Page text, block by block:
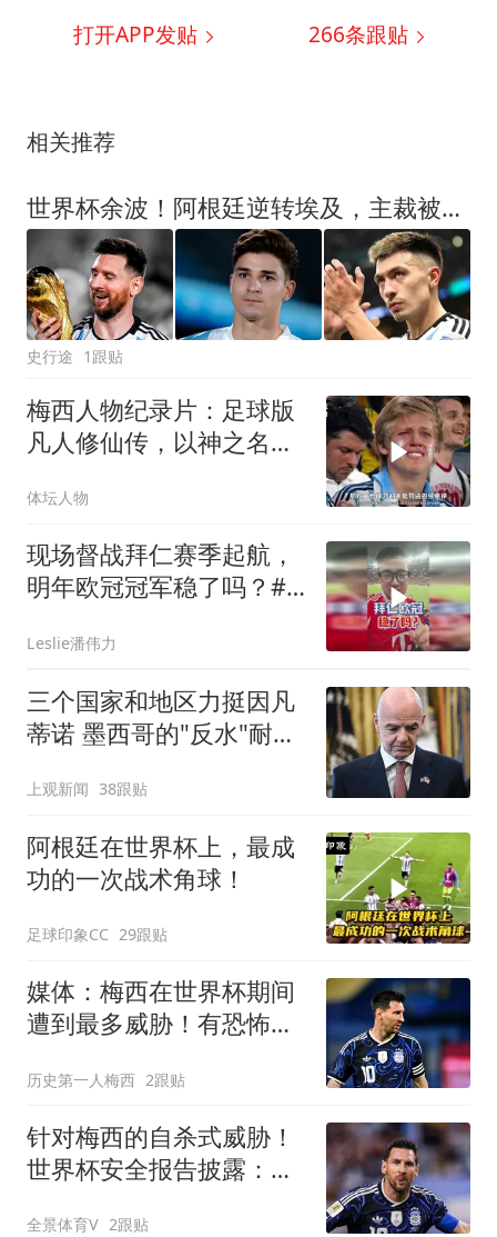
打开APP发贴 266条跟贴
相关推荐
世界杯余波！阿根廷逆转埃及，主裁被网爆：6000条威胁，住址被曝
史行途 1跟贴
梅西人物纪录片：足球版
凡人修仙传，以神之名拯
体坛人物
现场督战拜仁赛季起航，
明年欧冠冠军稳了吗？#
香港行 #潘伟力
Leslie潘伟力
三个国家和地区力挺因凡
蒂诺 墨西哥的"反水"耐人
上观新闻 38跟贴
阿根廷在世界杯上，最成
功的一次战术角球！
足球印象CC 29跟贴
媒体：梅西在世界杯期间
遭到最多威胁！有恐怖分
历史第一人梅西 2跟贴
针对梅西的自杀式威胁！
世界杯安全报告披露：有
全景体育V 2跟贴